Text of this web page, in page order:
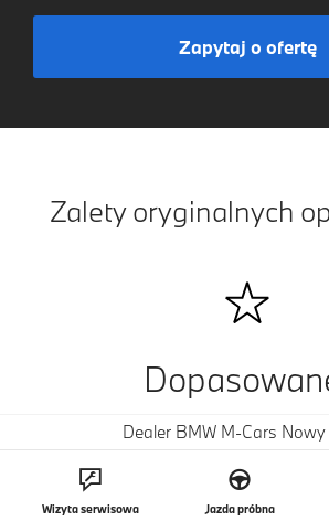
Zapytaj o ofertę
Zalety oryginalnych
Opony z gwiazdką zapewniają
jazdy i podkreślają wygląd
Dealer BMW M-Cars Nowy
Wizyta serwisowa Jazda próbna